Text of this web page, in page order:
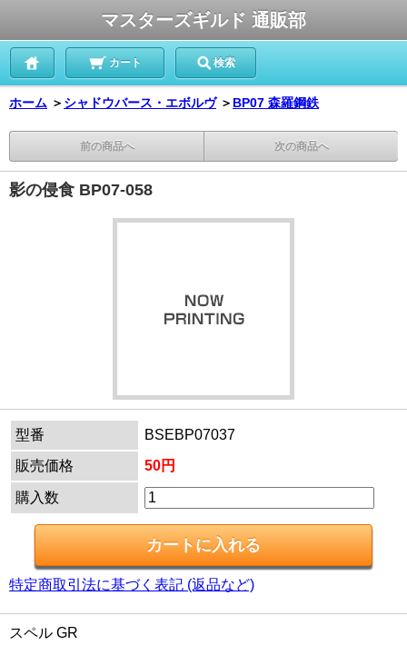
マスターズギルド 通販部
カート 検索
ホーム ＞ シャドウバース・エボルヴ ＞ BP07 森羅鋼鉄
前の商品へ 次の商品へ
影の侵食 BP07-058
型番
BSEBP07037
販売価格
50円
購入数
特定商取引法に基づく表記 (返品など)
スペル GR